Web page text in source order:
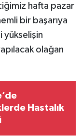
hafta pazar
bir başarıya
yükselişin
olağan
Hastalık